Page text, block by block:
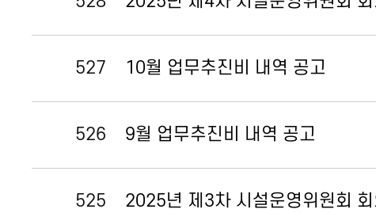
527 10월 업무추진비 내역 공고
526 9월 업무추진비 내역 공고
525 2025년 제3차 시설운영위원회 회